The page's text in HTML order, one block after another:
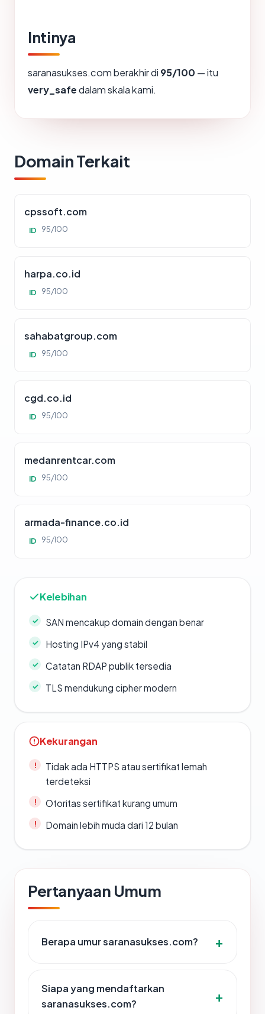
Intinya
saranasukses.com berakhir di 95/100 — itu
very_safedalam skala kami.
Domain Terkait
cpssoft.com
ID 95/100
harpa.co.id
ID 95/100
sahabatgroup.com
ID 95/100
cgd.co.id
ID 95/100
medanrentcar.com
ID 95/100
armada-finance.co.id
ID 95/100
Kelebihan
SAN mencakup domain dengan benar
Hosting IPv4 yang stabil
Catatan RDAP publik tersedia
TLS mendukung cipher modern
Kekurangan
Tidak ada HTTPS atau sertifikat lemah
terdeteksi
Otoritas sertifikat kurang umum
Domain lebih muda dari 12 bulan
Pertanyaan Umum
Berapa umur saranasukses.com?
Siapa yang mendaftarkan
saranasukses.com?